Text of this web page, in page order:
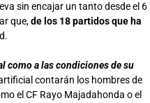
sin encajar un tanto desde el 6
que,de los 18 partidos que ha
como a las condiciones de su
contarán los hombres de
el CF Rayo Majadahonda o el